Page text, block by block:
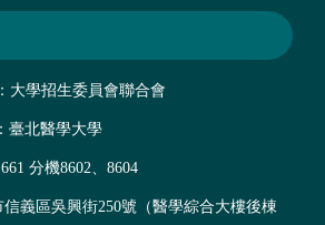
大學招生委員會聯合會
臺北醫學大學
分機8602、8604
信義區吳興街250號（醫學綜合大樓後棟